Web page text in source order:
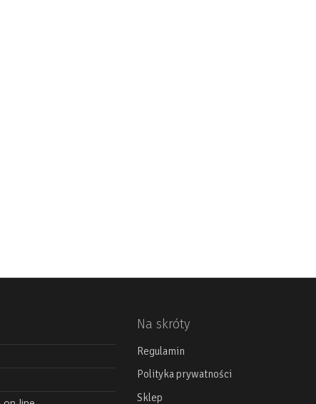
Na skróty
Regulamin
Polityka prywatności
Sklep